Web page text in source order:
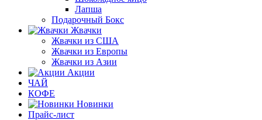
Лапша
Подарочный Бокс
Жвачки
Жвачки из США
Жвачки из Европы
Жвачки из Азии
Акции
ЧАЙ
КОФЕ
Новинки
Прайс-лист